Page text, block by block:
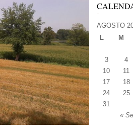
AGOSTO
L
M
«
3
4
10
11
17
18
24
25
31